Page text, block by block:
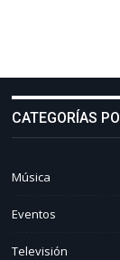
CATEGORÍAS
Música
Eventos
Televisión